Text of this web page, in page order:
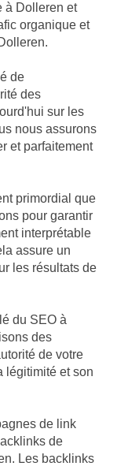
à Dolleren et
organique et
de
des
sur les
nous assurons
et parfaitement
primordial que
pour garantir
interprétable
assure un
les résultats de
du SEO à
des
de votre
légitimité et son
de link
de
Les backlinks